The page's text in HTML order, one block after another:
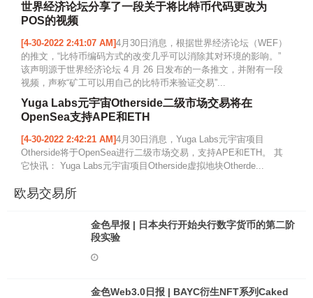
世界经济论坛分享了一段关于将比特币代码更改为
POS的视频
[4-30-2022 2:41:07 AM]4月30日消息，根据世界经济论坛（WEF）
的推文，“比特币编码方式的改变几乎可以消除其对环境的影响。”
该声明源于世界经济论坛 4 月 26 日发布的一条推文，并附有一段
视频，声称“矿工可以用自己的比特币来验证交易”...
Yuga Labs元宇宙Otherside二级市场交易将在
OpenSea支持APE和ETH
[4-30-2022 2:42:21 AM]4月30日消息，Yuga Labs元宇宙项目
Otherside将于OpenSea进行二级市场交易，支持APE和ETH。 其
它快讯： Yuga Labs元宇宙项目Otherside虚拟地块Otherde...
欧易交易所
金色早报 | 日本央行开始央行数字货币的第二阶
段实验
金色Web3.0日报 | BAYC衍生NFT系列Caked